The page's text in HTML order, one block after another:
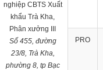
nghiệp CBTS Xuất
khẩu Trà Kha,
Phân xưởng III
Số 455, đường
23/8, Trà Kha,
phường 8, tp Bạc
PRO